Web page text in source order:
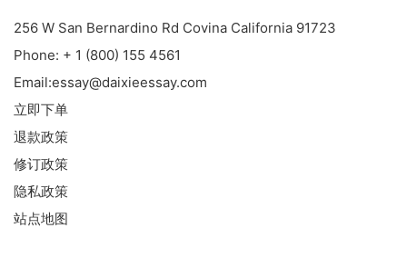
256 W San Bernardino Rd Covina California 91723
Phone: + 1 (800) 155 4561
Email:essay@daixieessay.com
立即下单
退款政策
修订政策
隐私政策
站点地图